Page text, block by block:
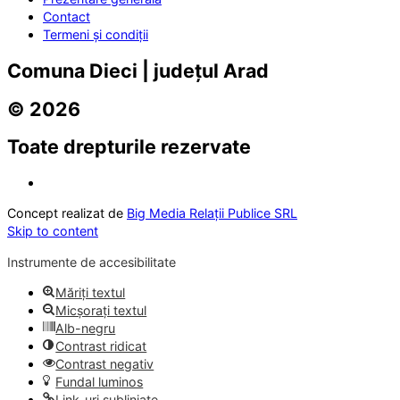
Contact
Termeni și condiții
Comuna Dieci | județul Arad
© 2026
Toate drepturile rezervate
Concept realizat de Big Media Relații Publice SRL
Skip to content
Instrumente de accesibilitate
Măriți textul
Micșorați textul
Alb-negru
Contrast ridicat
Contrast negativ
Fundal luminos